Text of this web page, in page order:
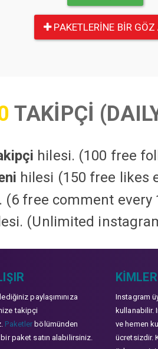
PAKETLERINE BIR GÖZ
TAKİPÇİ
hilesi. (100 free
hilesi (150 free likes
(6 free comment every
(Unlimited
paylaşımınıza
takipçi
Paketler bölümünden
paket satın alabilirsiniz.
Instagram
kullanabilir.
ve hemen
ücretsizdir.